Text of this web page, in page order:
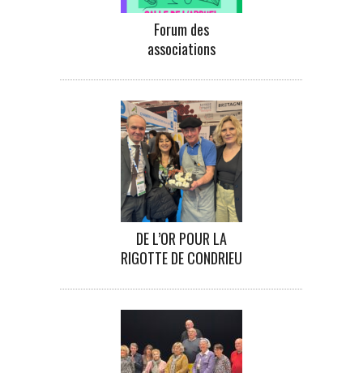
Forum des
associations
DE L’OR POUR LA
RIGOTTE DE CONDRIEU